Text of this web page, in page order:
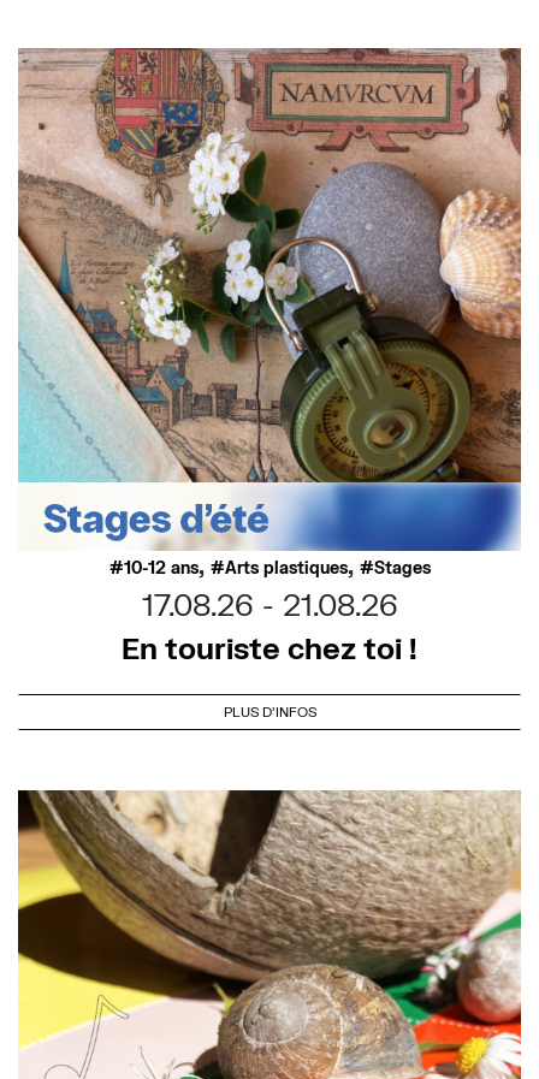
10-12 ans, Arts plastiques, Stages
17.08.26
21.08.26
En touriste chez toi !
PLUS D'INFOS